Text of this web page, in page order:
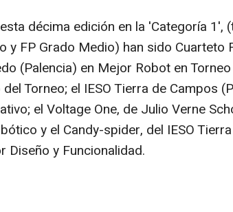
décima edición en la 'Categoría 1',
y FP Grado Medio) han sido Cuarteto
(Palencia) en Mejor Robot en
Torneo; el IESO Tierra de Campos
el Voltage One, de Julio Verne
y el Candy-spider, del IESO
Diseño y Funcionalidad.